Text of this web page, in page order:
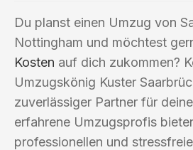
Du planst einen Umzug von
Nottingham und möchtest
Kosten auf dich zukommen?
Umzugskönig Kuster
zuverlässiger Partner für
erfahrene Umzugsprofis
professionellen und